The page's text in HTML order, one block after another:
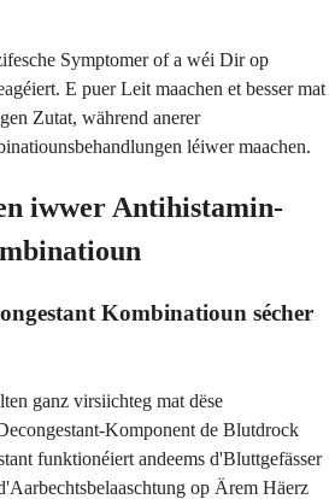
Symptomer of a wéi Dir op
E puer Leit maachen et besser mat
Zutat, während anerer
léiwer maachen.
iwwer Antihistamin-
Kombinatioun sécher
ganz virsiichteg mat dëse
Komponent de Blutdrock
funktionéiert andeems d'Bluttgefässer
op Ärem Häerz